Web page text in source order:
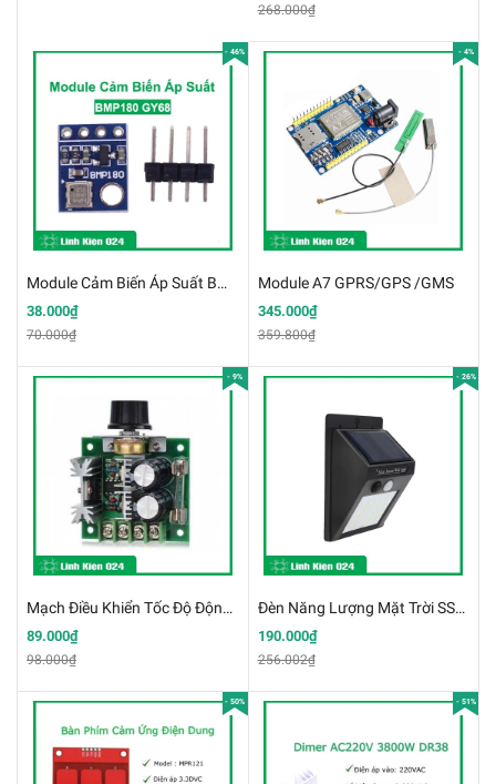
268.000₫
- 46%
Module Cảm Biến Áp Suất BMP180 GY68
38.000₫
70.000₫
- 4%
Module A7 GPRS/GPS /GMS
345.000₫
359.800₫
- 9%
Mạch Điều Khiển Tốc Độ Động Cơ PWM V6 12-24VDC 10A Kích Thước Nhỏ Công Suất Cao
89.000₫
98.000₫
- 26%
Đèn Năng Lượng Mặt Trời SSWL-C20 3V7 1200mAH Cảm Biến Chuyển Động Chống Nước
190.000₫
256.002₫
- 50% - 51%